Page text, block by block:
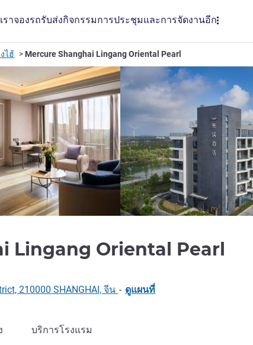
าจองรถรับส่งกิจกรรมการประชุมและการจัดงานอีก
ไฮ้ Mercure Shanghai Lingang Oriental Pearl
Lingang Oriental Pearl
210000 SHANGHAI, จีน - ดูแผนที่
บริการโรงแรม